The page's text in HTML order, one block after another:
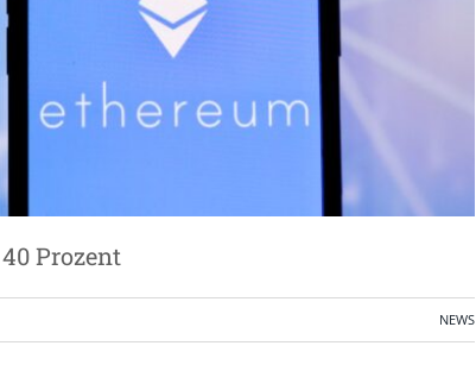
Prozent
NEWS